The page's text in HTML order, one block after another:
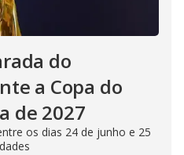
do
a Copa do
de 2027
os dias 24 de junho e 25